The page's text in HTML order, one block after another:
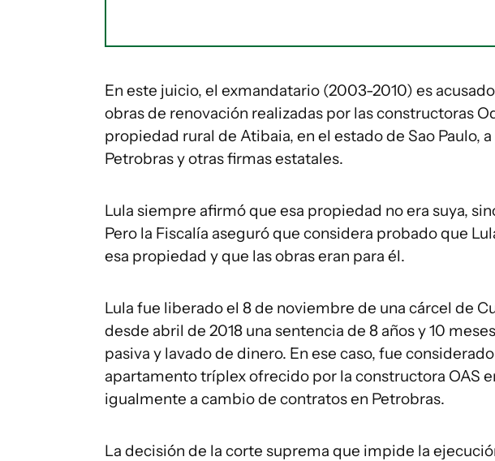
En este juicio, el exmandatario (2003-2010) es
obras de renovación realizadas por las constructoras
propiedad rural de Atibaia, en el estado de Sao Paulo,
Petrobras y otras firmas estatales.
Lula siempre afirmó que esa propiedad no era suya,
Pero la Fiscalía aseguró que considera probado que
esa propiedad y que las obras eran para él.
Lula fue liberado el 8 de noviembre de una cárcel de
desde abril de 2018 una sentencia de 8 años y 10
pasiva y lavado de dinero. En ese caso, fue
apartamento tríplex ofrecido por la constructora OAS
igualmente a cambio de contratos en Petrobras.
La decisión de la corte suprema que impide la